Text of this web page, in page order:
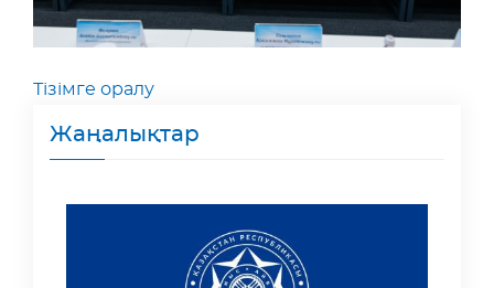
Жаңалықтар
Тізімге оралу